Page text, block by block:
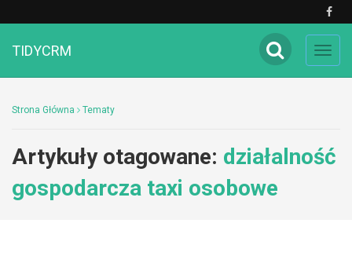
TIDYCRM
Strona Główna Tematy
Artykuły otagowane: działalność
gospodarcza taxi osobowe